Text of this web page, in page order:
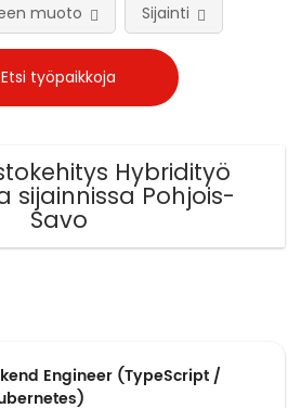
muoto Sijainti
Hybridityö
sijainnissa Pohjois-
Savo
Engineer (TypeScript /